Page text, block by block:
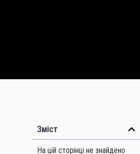
Зміст
На цій сторінці не знайдено